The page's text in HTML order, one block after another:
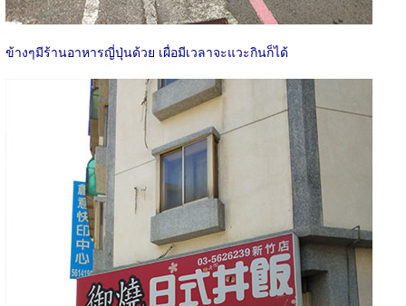
ข้างๆมีร้านอาหารญี่ปุ่นด้วย เผื่อมีเวลาจะแวะกินก็ได้